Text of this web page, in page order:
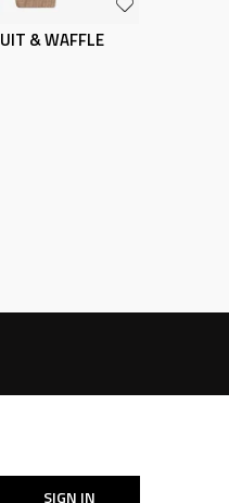
& WAFFLE
SIGN IN